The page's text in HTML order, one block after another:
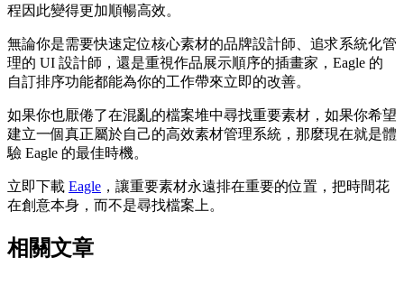
程因此變得更加順暢高效。
無論你是需要快速定位核心素材的品牌設計師、追求系統化管
理的 UI 設計師，還是重視作品展示順序的插畫家，Eagle 的
自訂排序功能都能為你的工作帶來立即的改善。
如果你也厭倦了在混亂的檔案堆中尋找重要素材，如果你希望
建立一個真正屬於自己的高效素材管理系統，那麼現在就是體
驗 Eagle 的最佳時機。
立即下載 Eagle ，讓重要素材永遠排在重要的位置，把時間花
在創意本身，而不是尋找檔案上。
相關文章